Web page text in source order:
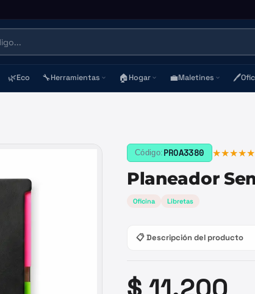
🌿Eco 🔧Herramientas 🏠Hogar 💼Maletines 🖊️
Código: PROA3380 ★★★★★
Planeador
Oficina Libretas
📋 Descripción del producto